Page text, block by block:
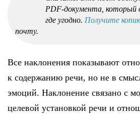
PDF-документа,
где угодно. Получите
почту.
Все наклонения показывают
к содержанию речи, но не в
эмоций. Наклонение связано с
целевой установкой речи и